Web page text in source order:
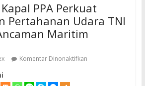
PPA Perkuat
Pertahanan Udara TNI
Maritim
Komentar Dinonaktifkan